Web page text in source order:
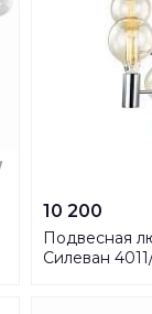
10 200
Подвесная
Силеван